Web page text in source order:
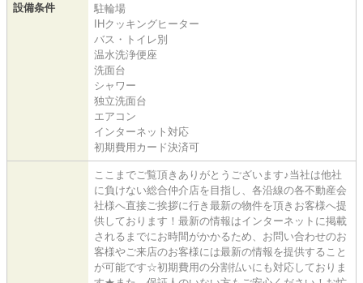
設備条件
駐輪場
IHクッキングヒーター
バス・トイレ別
温水洗浄便座
洗面台
シャワー
独立洗面台
エアコン
インターネット対応
初期費用カード決済可
ここまでご覧頂きありがとうございます♪当社は他社
に負けない総合仲介店を目指し、各沿線の各不動産会
社様へ直接ご挨拶に行き最新の物件を頂きお客様へ提
供しております！最新の情報はインターネットに掲載
されるまでにお時間がかかるため、お問い合わせのお
客様やご来店のお客様には最新の情報を提供すること
が可能です☆初期費用の分割払いにも対応しておりま